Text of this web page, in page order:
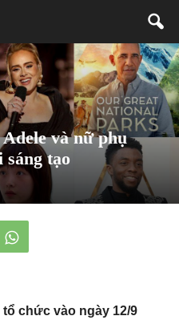
và nữ phụ
sáng tạo
chức vào ngày 12/9